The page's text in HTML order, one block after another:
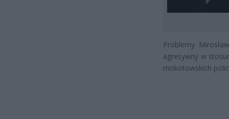
Problemy
agresywny w
mokotowskich